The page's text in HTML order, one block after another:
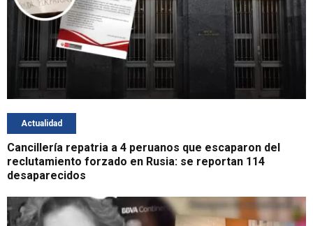
Actualidad
Cancillería repatria a 4 peruanos que escaparon del
reclutamiento forzado en Rusia: se reportan 114
desaparecidos